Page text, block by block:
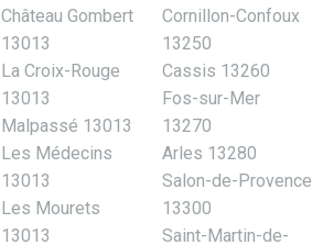
Château Gombert
13013
La Croix-Rouge
13013
Malpassé 13013
Les Médecins
13013
Les Mourets
13013
Cornillon-Confoux
13250
Cassis 13260
Fos-sur-Mer
13270
Arles 13280
Salon-de-Provence
13300
Saint-Martin-de-